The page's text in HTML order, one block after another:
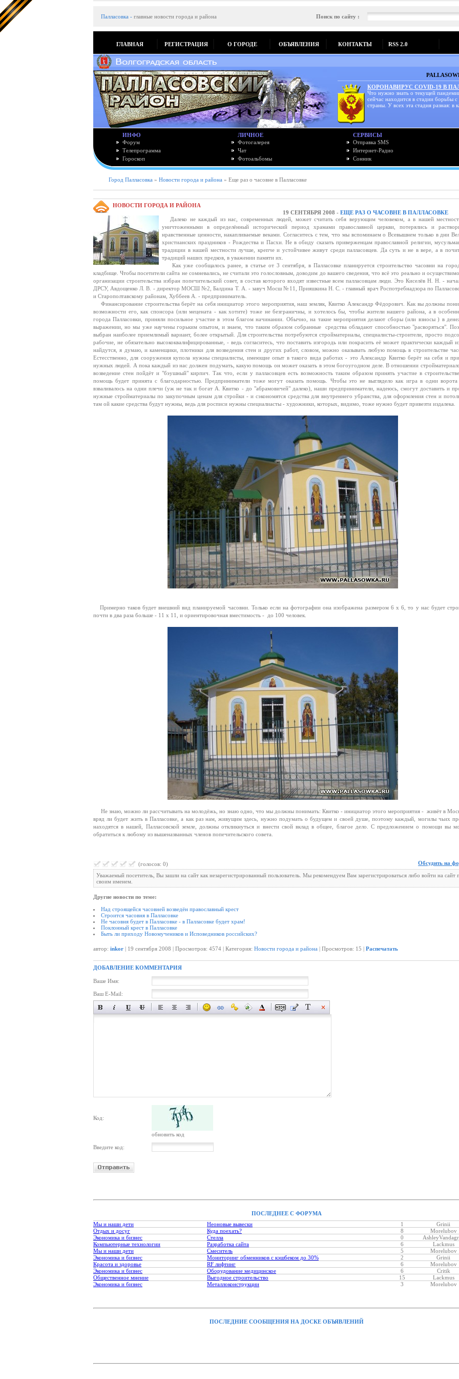
Палласовка - главные новости города и района Поиск по сайту :
ГЛАВНАЯ РЕГИСТРАЦИЯ О ГОРОДЕ ОБЪЯВЛЕНИЯ КОНТАКТЫ RSS 2.0
КОРОНАВИРУС COVID-19 В
Что нужно знать о текущей
сейчас находится в стадии борьбы
страны. У всех эта стадия разная: в
ИНФО
Форум
Телепрограмма
Гороскоп
ЛИЧНОЕ
Фотогалерея
Чат
Фотоальбомы
СЕРВИСЫ
Отправка SMS
Интернет-Радио
Сонник
Город Палласовка » Новости города и района » Еще раз о часовне в Палласовке
НОВОСТИ ГОРОДА И РАЙОНА
19 СЕНТЯБРЯ 2008 - ЕЩЕ РАЗ О ЧАСОВНЕ В ПАЛЛАСОВКЕ
Далеко не каждый из нас, современных людей, может считать себя верующим человеком, а в нашей
уничтоженными в определённый исторический период храмами православной церкви, потерялись и
нравственные ценности, накапливаемые веками. Согласитесь с тем, что мы вспоминаем о Всевышнем только в дни
христианских праздников - Рождества и Пасхи. Не в обиду сказать приверженцам православной религии,
традиции в нашей местности лучше, крепче и устойчивее живут среди палласовцев. Да суть и не в вере, а в
традиций наших предков, в уважении памяти их.
Как уже сообщалось ранее, в статье от 3 сентября, в Палласовке планируется строительство часовни на
кладбище. Чтобы посетители сайта не сомневались, не считали это голословным, доводим до вашего сведения, что всё это реально и
организации строительства избран попечительский совет, в состав которого входят известные всем палласовцам люди. Это Киселёв Н. Н. -
ДРСУ, Авдощенко Л. В. - директор МОСШ №2, Балдина Т. А. - завуч Мосш №11, Прияшкина Н. С. - главный врач Роспотребнадзора по
и Старополтавскому районам, Хуббеев А. - предприниматель.
Финансирование строительства берёт на себя инициатор этого мероприятия, наш земляк, Квитко Александр Фёдорович. Как вы должны
возможности его, как спонсора (или мецената - как хотите) тоже не безграничны, и хотелось бы, чтобы жители нашего района, а в
города Палласовки, приняли посильное участие в этом благом начинании. Обычно, на такие мероприятия делают сборы (или взносы ) в
выражении, но мы уже научены горьким опытом, и знаем, что таким образом собранные средства обладают способностью "расворяться".
выбран наиболее приемлимый вариант, более открытый. Для строительства потребуются стройматериалы, специалисты-строители, просто
рабочие, не обязательно высококвалифицированные, - ведь согласитесь, что поставить изгородь или покрасить её может практически каждый
найдутся, я думаю, и каменщики, плотники для возведения стен и других работ, словом, можно оказывать любую помощь в строительстве
Естесственно, для сооружения купола нужны специалисты, имеющие опыт в такого вида работах - это Александр Квитко берёт на себя и
нужных людей. А пока каждый из нас должен подумать, какую помощь он может оказать в этом богоугодном деле. В отношении
возведение стен пойдёт и "бэушный" кирпич. Так что, если у палласовцев есть возможность таким образом принять участие в
помощь будет принята с благодарностью. Предприниматели тоже могут оказать помощь. Чтобы это не выглядело как игра в одни
взваливалось на одни плечи (уж не так и богат А. Квитко - до "абрамовичей" далеко), наши предприниматели, надеюсь, смогут доставить и
нужные стройматериалы по закупочным ценам для стройки - и сэкономятся средства для внутреннего убранства, для оформления стен и
там ой какие средства будут нужны, ведь для росписи нужны специалиасты - художники, которых, видимо, тоже нужно будет привезти издалека.
Примерно таков будет внешний вид планируемой часовни. Только если на фотографии она изображена размером 6 x 6, то у нас будет
почти в два раза больше - 11 x 11, и ориентировочная вместимость - до 100 человек.
Не знаю, можно ли рассчитывать на молодёжь, но знаю одно, что мы должны понимать: Квитко - инициатор этого мероприятия - живёт в
вряд ли будет жить в Палласовке, а как раз нам, живущим здесь, нужно подумать о будущем и своей душе, поэтому каждый, могилы чьих
находятся в нашей, Палласовской земле, должны откликнуться и внести свой вклад в общее, благое дело. С предложением о помощи вы
обратиться к любому из вышеназванных членов попечительского совета.
(голосов: 0)
Обсудить на
Уважаемый посетитель, Вы зашли на сайт как незарегистрированный пользователь. Мы рекомендуем Вам зарегистрироваться либо войти на сайт
своим именем.
Другие новости по теме:
Над строящейся часовней возведён православный крест
Строится часовня в Палласовке
Не часовня будет в Палласовке - в Палласовке будет храм!
Поклонный крест в Палласовке
Быть ли приходу Новомучеников и Исповедников российских?
автор: inkor | 19 сентября 2008 | Просмотров: 4574 | Категория: Новости города и района | Просмотров: 15 | Распечатать
ДОБАВЛЕНИЕ КОММЕНТАРИЯ
Ваше Имя:
Ваш E-Mail:
Код:
обновить код
Введите код:
ПОСЛЕДНЕЕ С ФОРУМА
Мы и наши дети
Неоновые вывески 1
Grinii
Отдых и досуг
Куда поехать? 8
Morelubov
Экономика и бизнес
Стелла 0
Компьютерные технологии
Разработка сайта 6
Lackmus
Мы и наши дети
Смеситель 5
Morelubov
Экономика и бизнес
Мониторинг обменников с кэшбеком до 30% 2
Grinii
Красота и здоровье
RF лифтинг 6
Morelubov
Экономика и бизнес
Оборудование медицинское 6
Critik
Общественное мнение
Выгодное строительство 15
Lackmus
Экономика и бизнес
Металлоконструкции 3 Morelubov
ПОСЛЕДНИЕ СООБЩЕНИЯ НА ДОСКЕ ОБЪЯВЛЕНИЙ